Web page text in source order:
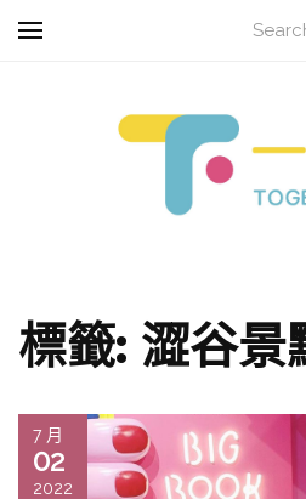
標籤: 澀谷景
7 月
02
2022